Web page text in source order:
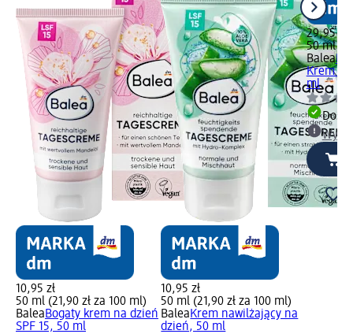
10,95 zł
50 ml (21,90 zł za 100 ml)
BaleaBogaty krem na dzień
SPF 15, 50 ml
10,95 zł
50 ml (21,90 zł za 100 ml)
BaleaKrem nawilżający na
dzień, 50 ml
29,95 zł
50 ml
Balea
Krem na
ml